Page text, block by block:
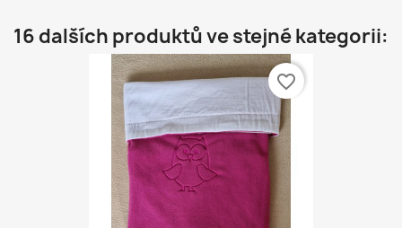
16 dalších produktů ve stejné kategorii:
favorite_border